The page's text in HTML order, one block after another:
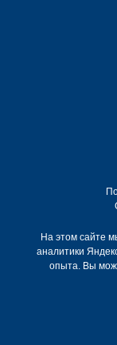
На этом сайте
аналитики
опыта. Вы